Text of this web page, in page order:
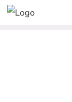
Skip